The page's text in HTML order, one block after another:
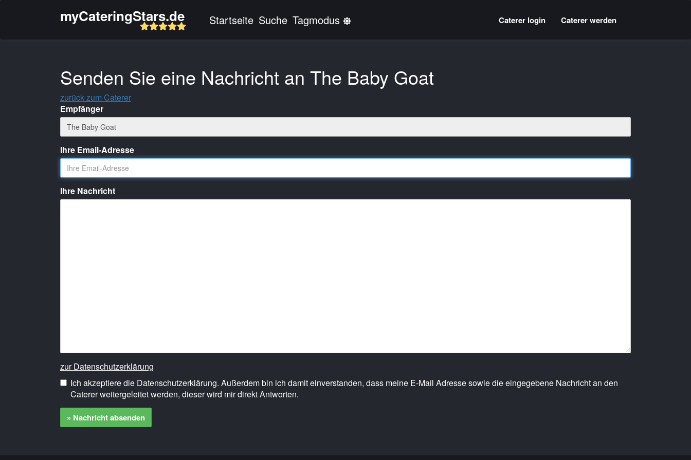
myCateringStars.de Startseite(current)
Suche Tagmodus Caterer login Caterer werden
Senden Sie eine Nachricht an The Baby Goat
zurück zum Caterer
Empfänger
Ihre Email-Adresse
Ihre Nachricht
zur Datenschutzerklärung
Ich akzeptiere die Datenschutzerklärung. Außerdem bin ich damit einverstanden, dass meine E-Mail Adresse sowie die eingegebene Nachricht an den
Caterer weitergeleitet werden, dieser wird mir direkt Antworten.
» Nachricht absenden